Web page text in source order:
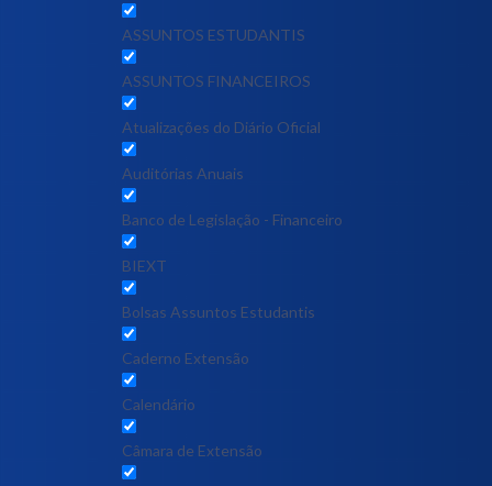
ASSUNTOS ESTUDANTIS
ASSUNTOS FINANCEIROS
Atualizações do Diário Oficial
Auditórias Anuais
Banco de Legislação - Financeiro
BIEXT
Bolsas Assuntos Estudantis
Caderno Extensão
Calendário
Câmara de Extensão